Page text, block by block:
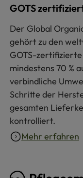
GOTS
Der Global
gehört zu den
GOTS-
mindestens 70 %
verbindliche
Schritte der
gesamten
kontrolliert.
Mehr erfahren